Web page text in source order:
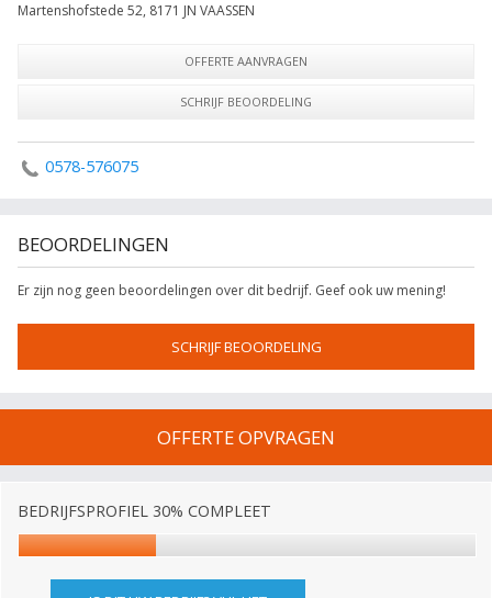
Martenshofstede 52, 8171 JN VAASSEN
OFFERTE AANVRAGEN
SCHRIJF BEOORDELING
0578-576075
BEOORDELINGEN
Er zijn nog geen beoordelingen over dit bedrijf. Geef ook uw mening!
SCHRIJF BEOORDELING
OFFERTE OPVRAGEN
BEDRIJFSPROFIEL 30% COMPLEET